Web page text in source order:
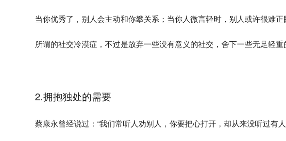
当你优秀了，别人会主动和你攀关系；当你人微言轻时，别人或许很难正
所谓的社交冷漠症，不过是放弃一些没有意义的社交，舍下一些无足轻
2.拥抱独处的需要
蔡康永曾经说过：“我们常听人劝别人，你要把心打开，却从来没听过有